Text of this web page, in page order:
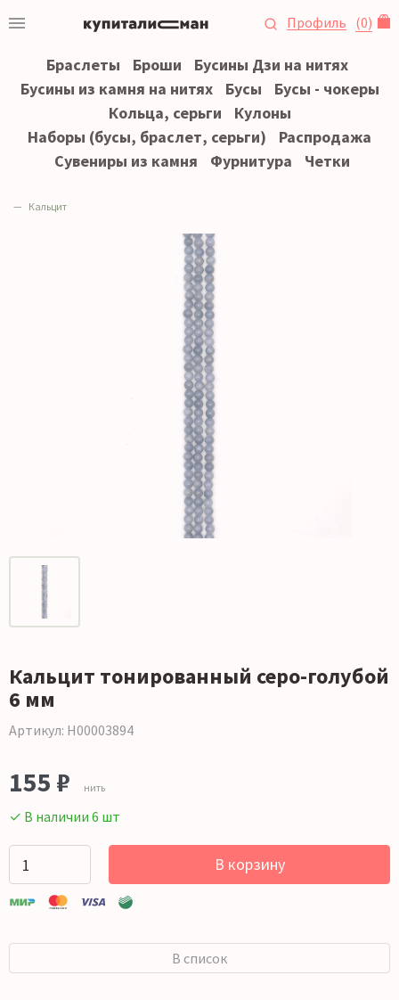
Профиль (0)
Браслеты Броши
Бусины Дзи на нитях
Бусины из камня на нитях
Бусы
Бусы - чокеры
Кольца, серьги
Кулоны
Наборы (бусы, браслет, серьги)
Распродажа
Сувениры из камня
Фурнитура Четки
Кальцит
Кальцит тонированный серо-голубой
6 мм
Артикул: Н00003894
155 ₽ нить
✓ В наличии 6 шт
В корзину
В список